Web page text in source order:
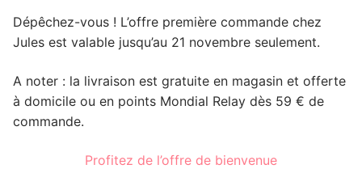
Dépêchez-vous ! L’offre première commande chez
Jules est valable jusqu’au 21 novembre seulement.
A noter : la livraison est gratuite en magasin et offerte
à domicile ou en points Mondial Relay dès 59 € de
commande.
Profitez de l’offre de bienvenue